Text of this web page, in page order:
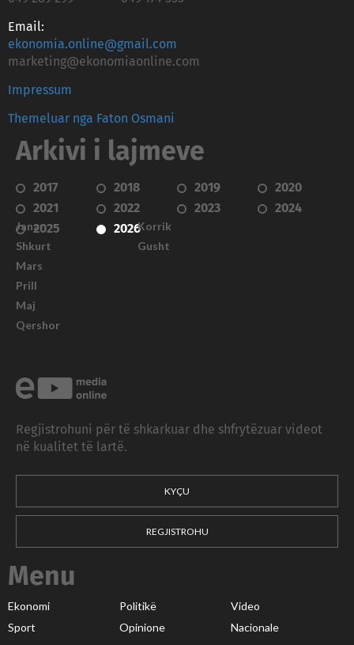
Email:
ekonomia.online@gmail.com
marketing@ekonomiaonline.com
Impressum
Themeluar nga Faton Osmani
Arkivi i lajmeve
2017 2018 2019
2020
2021
2022 2023
2024
2025
2026
Janar
Shkurt
Mars
Prill
Maj
Qershor
Korrik
Gusht
Regjistrohuni për të shkarkuar dhe shfrytëzuar videot
në kualitet të lartë.
KYÇU
REGJISTROHU
Menu
Ekonomi Politikë
Video
Sport
Opinione
Nacionale